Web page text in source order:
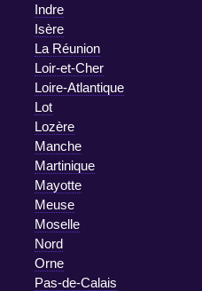
Indre
Isère
La Réunion
Loir-et-Cher
Loire-Atlantique
Lot
Lozère
Manche
Martinique
Mayotte
Meuse
Moselle
Nord
Orne
Pas-de-Calais